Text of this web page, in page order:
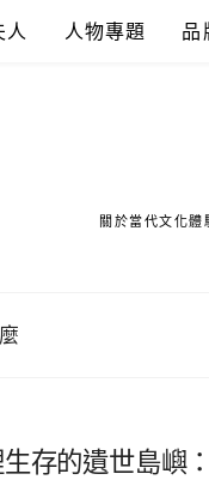
人 人物專題 品
關於當代文化體
存的遺世島嶼